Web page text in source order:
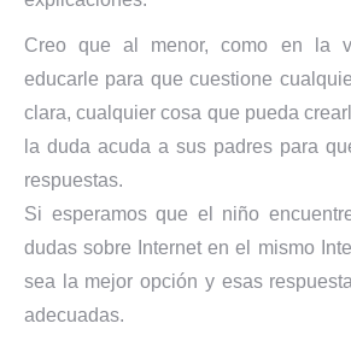
Creo que al menor, como en la
educarle para que cuestione
clara, cualquier cosa que pueda
la duda acuda a sus padres para
respuestas.
Si esperamos que el niño
dudas sobre Internet en el mismo
sea la mejor opción y esas
adecuadas.